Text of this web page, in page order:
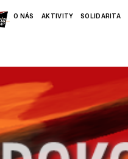
O NÁS AKTIVITY SOLIDARITA